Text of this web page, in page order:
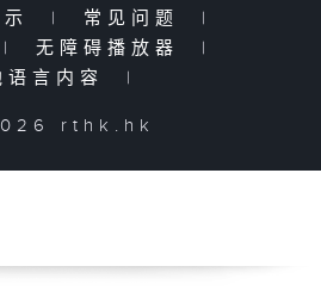
示
| 常见问题
|
| 无障碍播放器
|
语言内容
|
rthk.hk